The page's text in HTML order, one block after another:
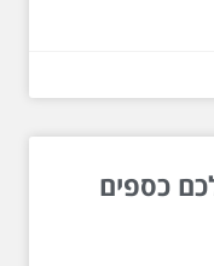
כספים